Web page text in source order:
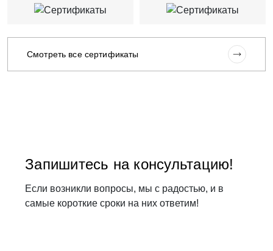
Смотреть все сертификаты
Запишитесь на консультацию!
Если возникли вопросы, мы с радостью, и в
самые короткие сроки на них ответим!